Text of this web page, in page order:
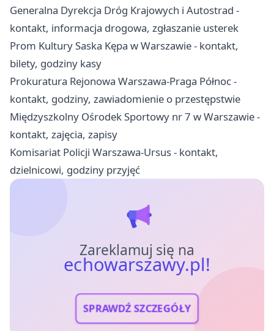
Generalna Dyrekcja Dróg Krajowych i Autostrad -
kontakt, informacja drogowa, zgłaszanie usterek
Prom Kultury Saska Kępa w Warszawie - kontakt,
bilety, godziny kasy
Prokuratura Rejonowa Warszawa-Praga Północ -
kontakt, godziny, zawiadomienie o przestępstwie
Międzyszkolny Ośrodek Sportowy nr 7 w Warszawie -
kontakt, zajęcia, zapisy
Komisariat Policji Warszawa-Ursus - kontakt,
dzielnicowi, godziny przyjęć
Zareklamuj się na
echowarszawy.pl!
SPRAWDŹ SZCZEGÓŁY